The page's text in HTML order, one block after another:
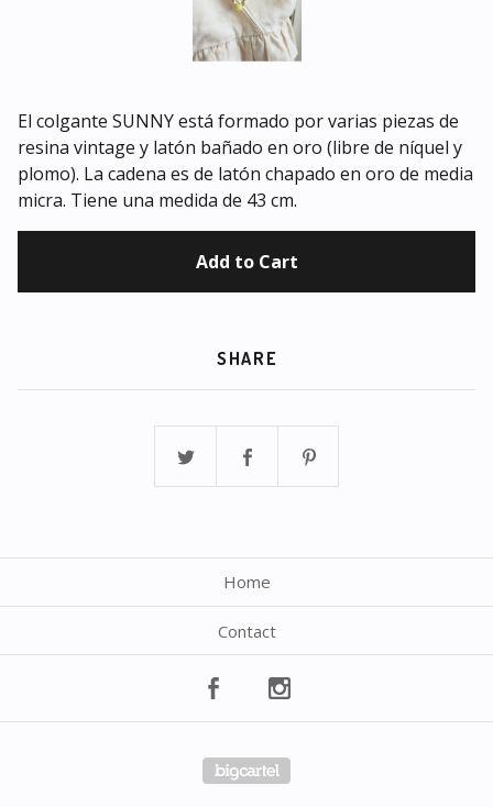
El colgante SUNNY está formado por varias piezas de
resina vintage y latón bañado en oro (libre de níquel y
plomo). La cadena es de latón chapado en oro de media
micra. Tiene una medida de 43 cm.
Add to Cart
SHARE
Home
Contact